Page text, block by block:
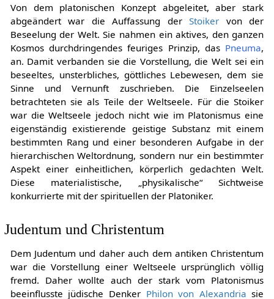
Von dem platonischen Konzept abgeleitet, aber stark
abgeändert war die Auffassung derStoiker von der
Beseelung der Welt. Sie nahmen ein aktives, den ganzen
Kosmos durchdringendes feuriges Prinzip, das Pneuma,
an. Damit verbanden sie die Vorstellung, die Welt sei ein
beseeltes, unsterbliches, göttliches Lebewesen, dem sie
Sinne und Vernunft zuschrieben. Die Einzelseelen
betrachteten sie als Teile der Weltseele. Für die Stoiker
war die Weltseele jedoch nicht wie im Platonismus eine
eigenständig existierende geistige Substanz mit einem
bestimmten Rang und einer besonderen Aufgabe in der
hierarchischen Weltordnung, sondern nur ein bestimmter
Aspekt einer einheitlichen, körperlich gedachten Welt.
Diese materialistische, „physikalische“ Sichtweise
konkurrierte mit der spirituellen der Platoniker.
Judentum und Christentum
Dem Judentum und daher auch dem antiken Christentum
war die Vorstellung einer Weltseele ursprünglich völlig
fremd. Daher wollte auch der stark vom Platonismus
beeinflusste jüdische Denker Philon von Alexandria sie